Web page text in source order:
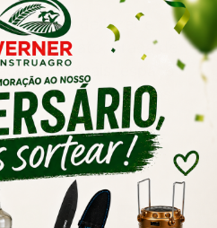
inteiro de lazer e
artesanato, praça de
musicais, espaço
para todas as
PMT